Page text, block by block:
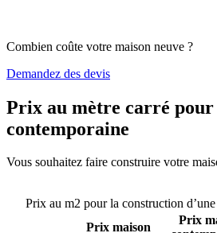
Combien coûte votre maison neuve ?
Demandez des devis
Prix au mètre carré pour
contemporaine
Vous souhaitez faire construire votre
Prix au m2 pour la construction
Prix maison
Prix